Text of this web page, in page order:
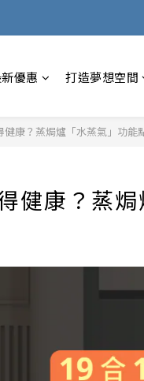
優惠 打造夢想空間
健康？蒸焗爐「水蒸氣」功
健康？蒸